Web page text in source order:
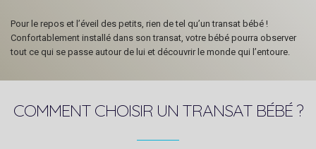
Pour le repos et l’éveil des petits, rien de tel qu’un transat bébé !
Confortablement installé dans son transat, votre bébé pourra observer
tout ce qui se passe autour de lui et découvrir le monde qui l’entoure.
COMMENT CHOISIR UN TRANSAT BÉBÉ ?